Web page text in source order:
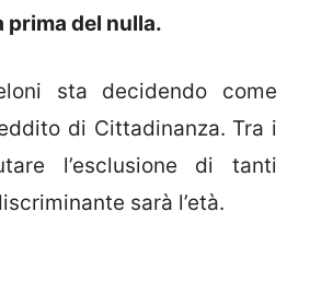
prima del nulla.
sta decidendo come
di Cittadinanza. Tra i
l’esclusione di tanti
sarà l’età.